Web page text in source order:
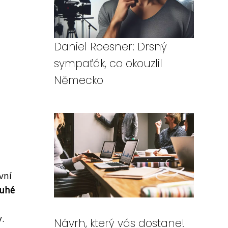
Daniel Roesner: Drsný
sympaťák, co okouzlil
Německo
Návrh, který vás dostane!